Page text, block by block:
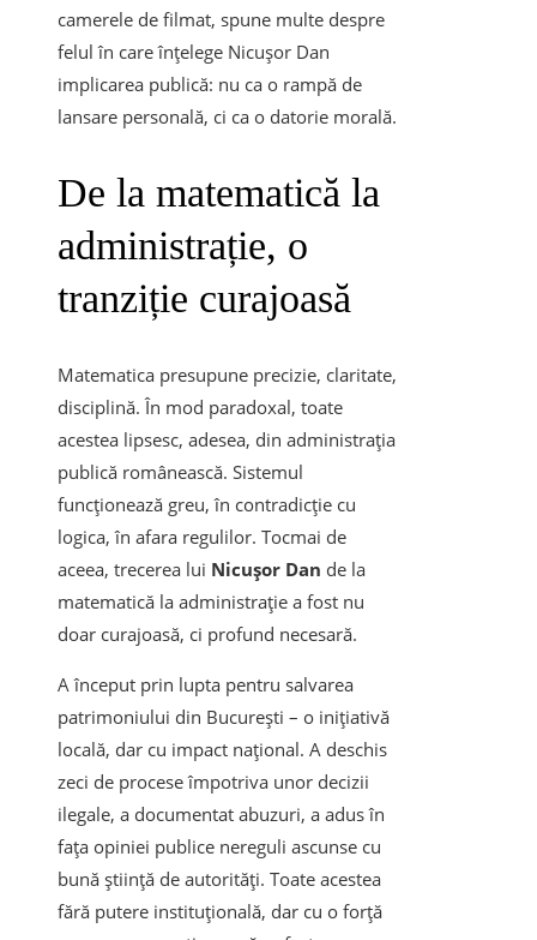
camerele de filmat, spune multe despre
felul în care înțelege Nicușor Dan
implicarea publică: nu ca o rampă de
lansare personală, ci ca o datorie morală.
De la matematică la
administrație, o
tranziție curajoasă
Matematica presupune precizie, claritate,
disciplină. În mod paradoxal, toate
acestea lipsesc, adesea, din administrația
publică românească. Sistemul
funcționează greu, în contradicție cu
logica, în afara regulilor. Tocmai de
aceea, trecerea lui Nicușor Dan de la
matematică la administrație a fost nu
doar curajoasă, ci profund necesară.
A început prin lupta pentru salvarea
patrimoniului din București – o inițiativă
locală, dar cu impact național. A deschis
zeci de procese împotriva unor decizii
ilegale, a documentat abuzuri, a adus în
fața opiniei publice nereguli ascunse cu
bună știință de autorități. Toate acestea
fără putere instituțională, dar cu o forță